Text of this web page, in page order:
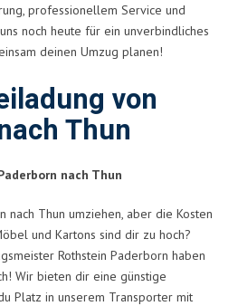
professionellem Service und
noch heute für ein unverbindliches
deinen Umzug planen!
von
Thun
nach Thun
nach Thun umziehen, aber die Kosten
und Kartons sind dir zu hoch?
Rothstein Paderborn haben
Wir bieten dir eine günstige
Platz in unserem Transporter mit